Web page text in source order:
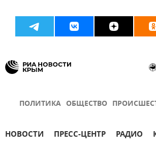
ПОЛИТИКА ОБЩЕСТВО
НОВОСТИ ПРЕСС-ЦЕНТР РАДИО